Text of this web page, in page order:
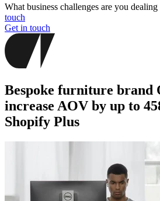
What business challenges are you
touch
Get in touch
Bespoke furniture brand
increase AOV by up to
Shopify Plus